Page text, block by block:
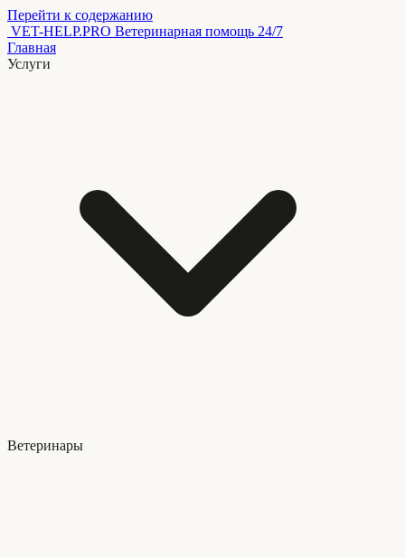
Перейти к содержанию
VET-HELP.PRO Ветеринарная помощь 24/7
Главная
Услуги
Ветеринары